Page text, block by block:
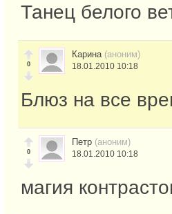
Танец белого
0
Карина (аноним)
18.01.2010 10:18
Блюз на все
0
Петр (аноним)
18.01.2010 10:18
магия